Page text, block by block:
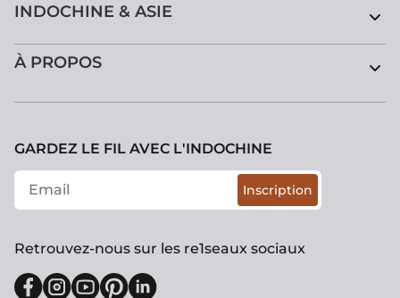
INDOCHINE & ASIE
À PROPOS
GARDEZ LE FIL AVEC L'INDOCHINE
Inscription
Retrouvez-nous sur les re1seaux sociaux